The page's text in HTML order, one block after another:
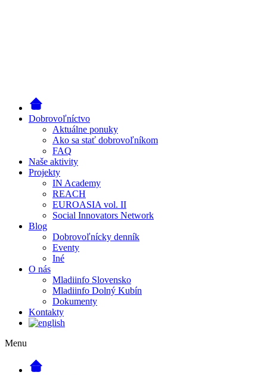
Dobrovoľníctvo
Aktuálne ponuky
Ako sa stať dobrovoľníkom
FAQ
Naše aktivity
Projekty
IN Academy
REACH
EUROASIA vol. II
Social Innovators Network
Blog
Dobrovoľnícky denník
Eventy
Iné
O nás
Mladiinfo Slovensko
Mladiinfo Dolný Kubín
Dokumenty
Kontakty
Menu